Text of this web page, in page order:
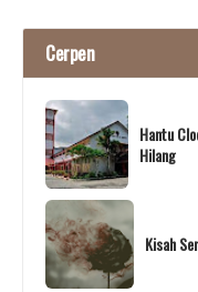
Cerpen
Hantu
Hilang
Kisah